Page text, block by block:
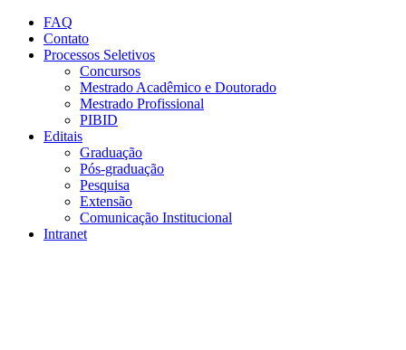
Conteúdo principal
FAQ
Contato
Processos Seletivos
Concursos
Mestrado Acadêmico e Doutorado
Mestrado Profissional
PIBID
Editais
Graduação
Pós-graduação
Pesquisa
Extensão
Comunicação Institucional
Intranet